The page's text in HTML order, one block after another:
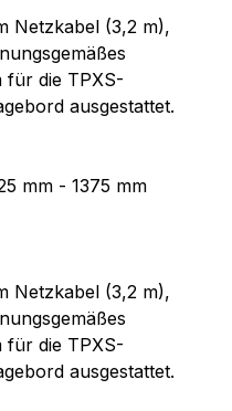
Netzkabel (3,2 m),
für die TPXS-
ausgestattet.
mm - 1375 mm
Netzkabel (3,2 m),
für die TPXS-
ausgestattet.